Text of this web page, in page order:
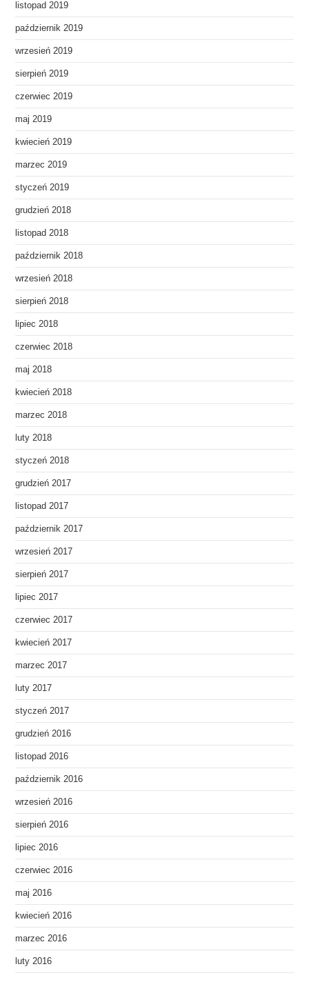
listopad 2019
październik 2019
wrzesień 2019
sierpień 2019
czerwiec 2019
maj 2019
kwiecień 2019
marzec 2019
styczeń 2019
grudzień 2018
listopad 2018
październik 2018
wrzesień 2018
sierpień 2018
lipiec 2018
czerwiec 2018
maj 2018
kwiecień 2018
marzec 2018
luty 2018
styczeń 2018
grudzień 2017
listopad 2017
październik 2017
wrzesień 2017
sierpień 2017
lipiec 2017
czerwiec 2017
kwiecień 2017
marzec 2017
luty 2017
styczeń 2017
grudzień 2016
listopad 2016
październik 2016
wrzesień 2016
sierpień 2016
lipiec 2016
czerwiec 2016
maj 2016
kwiecień 2016
marzec 2016
luty 2016